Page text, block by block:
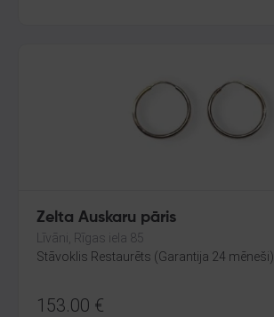
Zelta Auskaru pāris
Līvāni, Rīgas iela 85
Stāvoklis Restaurēts (Garantija 24 mēneši)
153.00 €